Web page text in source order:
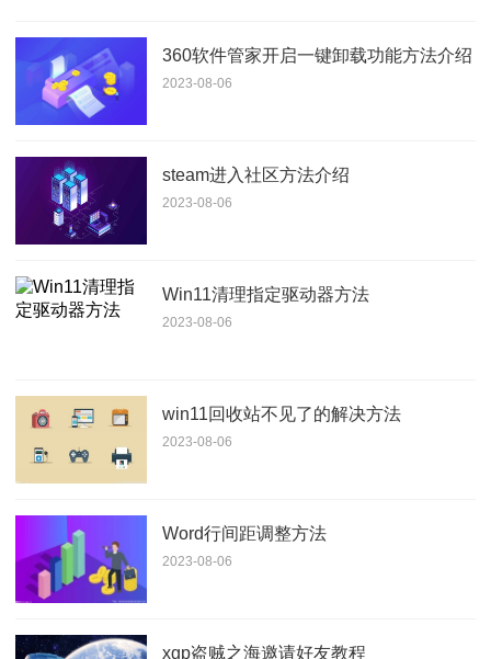
360软件管家开启一键卸载功能方法介绍
2023-08-06
steam进入社区方法介绍
2023-08-06
Win11清理指定驱动器方法
2023-08-06
win11回收站不见了的解决方法
2023-08-06
Word行间距调整方法
2023-08-06
xgp盗贼之海邀请好友教程